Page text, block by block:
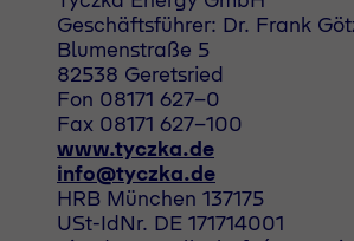
Geschäftsführer: Dr. Frank
Blumenstraße 5
82538 Geretsried
Fon 08171 627-0
Fax 08171 627-100
www.tyczka.de
info@tyczka.de
HRB München 137175
USt-IdNr. DE 171714001